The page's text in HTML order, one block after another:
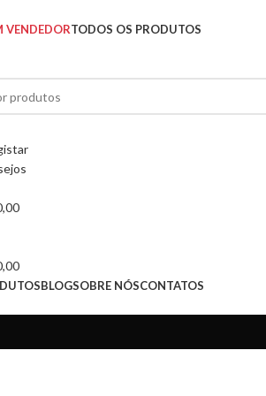
VENDEDORTODOS OS PRODUTOS
BLOGSOBRE NÓSCONTATOS